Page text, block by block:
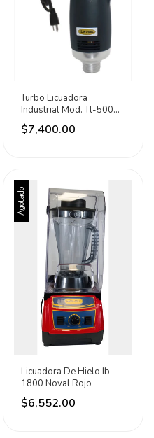
Turbo Licuadora
Industrial Mod. Tl-500
Noval Negro
$7,400.00
Agotado
Licuadora De Hielo Ib-
1800 Noval Rojo
$6,552.00